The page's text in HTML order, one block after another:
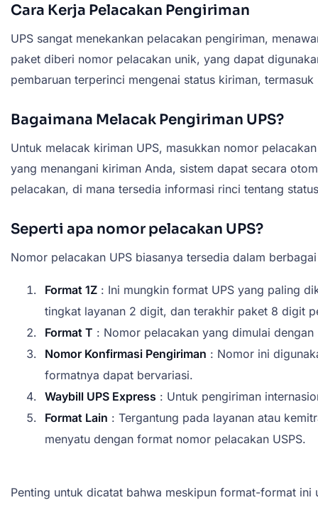
Cara Kerja Pelacakan Pengiriman
UPS sangat menekankan pelacakan pengiriman,
paket diberi nomor pelacakan unik, yang dapat
pembaruan terperinci mengenai status kiriman,
Bagaimana Melacak Pengiriman UPS?
Untuk melacak kiriman UPS, masukkan nomor
yang menangani kiriman Anda, sistem dapat secara
pelacakan, di mana tersedia informasi rinci tentang
Seperti apa nomor pelacakan UPS?
Nomor pelacakan UPS biasanya tersedia dalam
Format 1Z : Ini mungkin format UPS yang paling
tingkat layanan 2 digit, dan terakhir paket 8 digit
Format T : Nomor pelacakan yang dimulai
Nomor Konfirmasi Pengiriman : Nomor ini
formatnya dapat bervariasi.
Waybill UPS Express : Untuk pengiriman
Format Lain : Tergantung pada layanan atau
menyatu dengan format nomor pelacakan USPS.
Penting untuk dicatat bahwa meskipun format-format